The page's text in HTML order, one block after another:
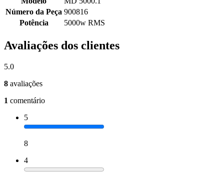
Número da Peça 900816
Potência
5000w RMS
Avaliações dos clientes
5.0
8 avaliações
1 comentário
5
8
4